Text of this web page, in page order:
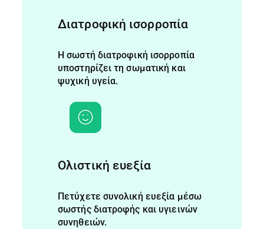
Διατροφική ισορροπία
Η σωστή διατροφική ισορροπία
υποστηρίζει τη σωματική και
ψυχική υγεία.
Ολιστική ευεξία
Πετύχετε συνολική ευεξία μέσω
σωστής διατροφής και υγιεινών
συνηθειών.